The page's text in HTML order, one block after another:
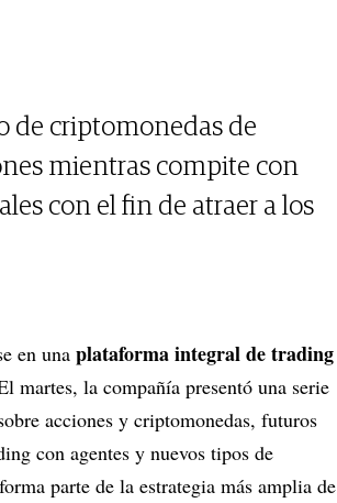
de criptomonedas de
mientras compite con
con el fin de atraer a los
en una plataforma integral de trading
martes, la compañía presentó una serie
acciones y criptomonedas, futuros
con agentes y nuevos tipos de
parte de la estrategia más amplia de